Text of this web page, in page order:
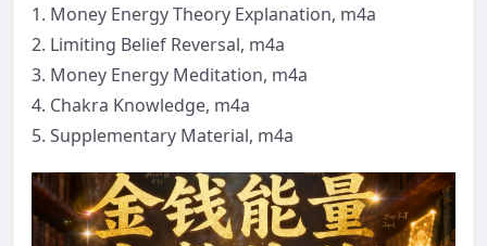
1. Money Energy Theory Explanation, m4a
2. Limiting Belief Reversal, m4a
3. Money Energy Meditation, m4a
4. Chakra Knowledge, m4a
5. Supplementary Material, m4a